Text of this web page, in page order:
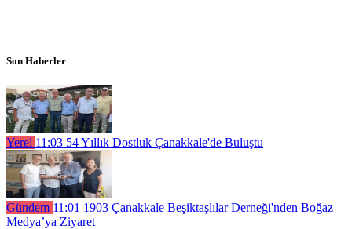
Son Haberler
Yerel 11:03 54 Yıllık Dostluk Çanakkale'de Buluştu
Gündem 11:01 1903 Çanakkale Beşiktaşlılar Derneği'nden Boğaz
Medya’ya Ziyaret